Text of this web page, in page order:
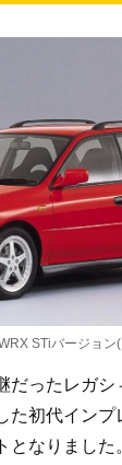
STiバージョン
だったレガシ
た初代インプ
なりました